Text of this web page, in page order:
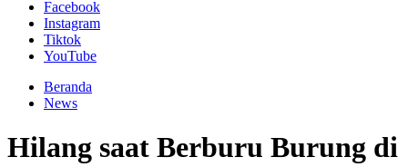
Facebook
Instagram
Tiktok
YouTube
Beranda
News
Hilang saat Berburu Burung di